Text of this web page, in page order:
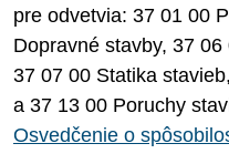
pre odvetvia: 37 01 00
Dopravné stavby, 37
37 07 00 Statika
a 37 13 00 Poruchy
Osvedčenie o